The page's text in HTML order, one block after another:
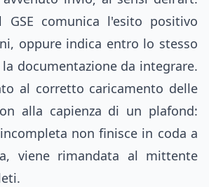
comunica l'esito positivo
oppure indica entro lo stesso
documentazione da integrare.
al corretto caricamento delle
alla capienza di un plafond:
non finisce in coda a
viene rimandata al mittente